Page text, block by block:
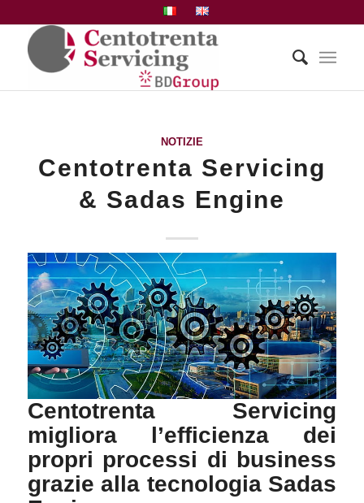
NOTIZIE
Centotrenta Servicing
& Sadas Engine
Centotrenta Servicing
migliora l’efficienza dei
propri processi di business
grazie alla tecnologia Sadas